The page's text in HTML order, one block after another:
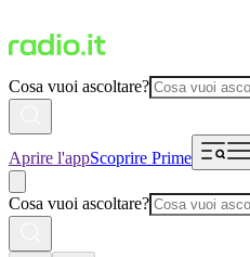
Cosa vuoi ascoltare?
Aprire l'appScoprire Prime
Cosa vuoi ascoltare?